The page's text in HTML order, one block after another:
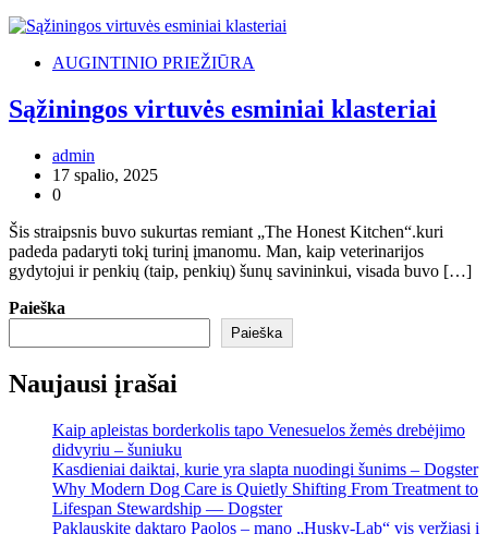
AUGINTINIO PRIEŽIŪRA
Sąžiningos virtuvės esminiai klasteriai
admin
17 spalio, 2025
0
Šis straipsnis buvo sukurtas remiant „The Honest Kitchen“.kuri
padeda padaryti tokį turinį įmanomu. Man, kaip veterinarijos
gydytojui ir penkių (taip, penkių) šunų savininkui, visada buvo […]
Paieška
Paieška
Naujausi įrašai
Kaip apleistas borderkolis tapo Venesuelos žemės drebėjimo
didvyriu – šuniuku
Kasdieniai daiktai, kurie yra slapta nuodingi šunims – Dogster
Why Modern Dog Care is Quietly Shifting From Treatment to
Lifespan Stewardship — Dogster
Paklauskite daktaro Paolos – mano „Husky-Lab“ vis veržiasi į